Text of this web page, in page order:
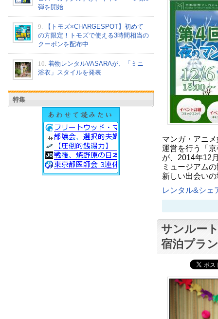
弾を開始
9.
【トモズ×CHARGESPOT】初めて
の方限定！トモズで使える3時間相当の
クーポンを配布中
10. 着物レンタルVASARAが、「ミニ
浴衣」スタイルを発表
特集
マンガ・アニ
運営を行う「
が、2014年12
ミュージアム
新しい出会い
レンタル&シェ
サンルー
宿泊プラ